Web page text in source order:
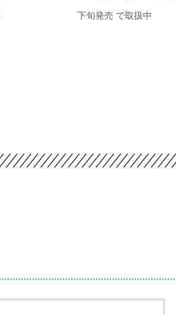
下旬発売 で取扱中